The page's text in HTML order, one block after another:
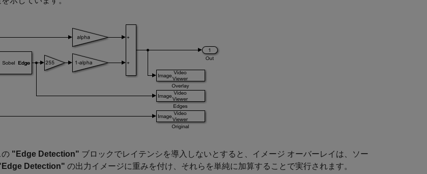
の "Edge Detection" ブロックでレイテンシを導入しないとすると、イメージ オーバーレイは、ソー
Detection" の出力イメージに重みを付け、それらを単純に加算することで実行されます。